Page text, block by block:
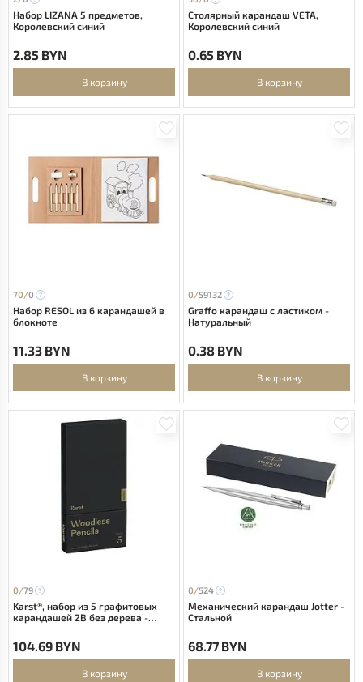
Набор LIZANA 5 предметов,
Королевский синий
2.85 BYN
В корзину
Столярный карандаш VETA,
Королевский синий
0.65 BYN
В корзину
70/0
Набор RESOL из 6 карандашей в
блокноте
11.33 BYN
В корзину
0/59132
Graffo карандаш с ластиком -
Натуральный
0.38 BYN
В корзину
0/79
Karst®, набор из 5 графитовых
карандашей 2B без дерева -
104.69 BYN
В корзину
0/524
Механический карандаш Jotter -
Стальной
68.77 BYN
В корзину